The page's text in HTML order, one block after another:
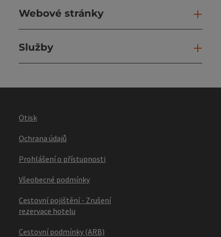
Webové stránky
Služby
Otisk
Ochrana údajů
Prohlášení o přístupnosti
Všeobecné podmínky
Cestovní pojištění - Zrušení
rezervace hotelu
Cestovní podmínky (ARB)